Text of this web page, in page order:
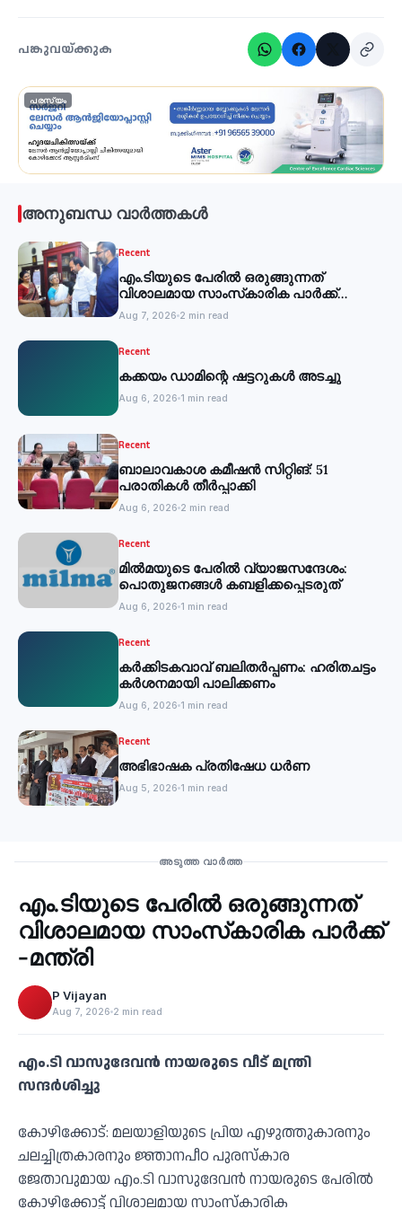
പങ്കുവയ്ക്കുക
പരസ്യം
അനുബന്ധ വാർത്തകൾ
Recent
എം.ടിയുടെ പേരില്‍ ഒരുങ്ങുന്നത്
വിശാലമായ സാംസ്‌കാരിക പാര്‍ക്ക്
-മന്ത്രി
Aug 7, 2026 2 min read
Recent
കക്കയം ഡാമിന്റെ ഷട്ടറുകള്‍ അടച്ചു
Aug 6, 2026 1 min read
Recent
ബാലാവകാശ കമീഷന്‍ സിറ്റിങ്: 51
പരാതികള്‍ തീര്‍പ്പാക്കി
Aug 6, 2026 2 min read
Recent
മില്‍മയുടെ പേരില്‍ വ്യാജസന്ദേശം:
പൊതുജനങ്ങള്‍ കബളിക്കപ്പെടരുത്
Aug 6, 2026 1 min read
Recent
കര്‍ക്കിടകവാവ് ബലിതര്‍പ്പണം: ഹരിതചട്ടം
കര്‍ശനമായി പാലിക്കണം
Aug 6, 2026 1 min read
Recent
അഭിഭാഷക പ്രതിഷേധ ധർണ
Aug 5, 2026 1 min read
അടുത്ത വാർത്ത
‹
എം.ടിയുടെ പേരില്‍ ഒരുങ്ങുന്നത്
വിശാലമായ സാംസ്‌കാരിക പാര്‍ക്ക്
-മന്ത്രി
P Vijayan
Aug 7, 2026 2 min read
എം.ടി വാസുദേവന്‍ നായരുടെ വീട് മന്ത്രി
സന്ദര്‍ശിച്ചു
കോഴിക്കോട്: മലയാളിയുടെ പ്രിയ എഴുത്തുകാരനും
ചലച്ചിത്രകാരനും ജ്ഞാനപീഠ പുരസ്‌കാര
ജേതാവുമായ എം.ടി വാസുദേവന്‍ നായരുടെ പേരില്‍
കോഴിക്കോട്ട് വിശാലമായ സാംസ്‌കാരിക